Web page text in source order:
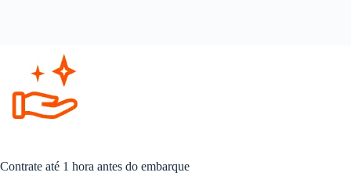
Contrate até 1 hora antes do embarque